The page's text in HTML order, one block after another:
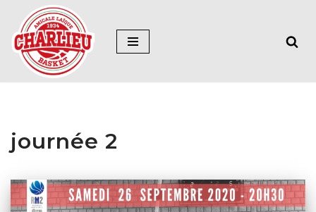
Aller
au
contenu
journée 2